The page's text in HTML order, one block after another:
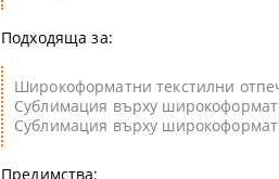
Подходяща за:
Широкоформатни текстилни
Сублимация върху
Сублимация върху
Предимства: